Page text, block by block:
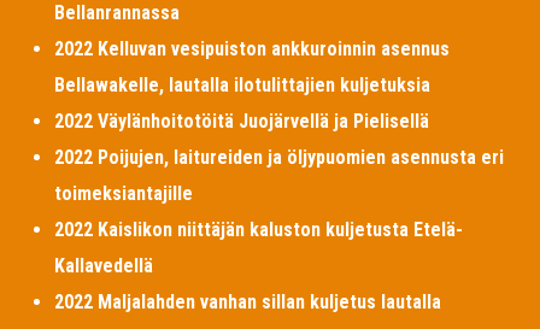
Bellanrannassa
2022 Kelluvan vesipuiston ankkuroinnin asennus
Bellawakelle, lautalla ilotulittajien kuljetuksia
2022 Väylänhoitotöitä Juojärvellä ja Pielisellä
2022 Poijujen, laitureiden ja öljypuomien asennusta eri
toimeksiantajille
2022 Kaislikon niittäjän kaluston kuljetusta Etelä-
Kallavedellä
2022 Maljalahden vanhan sillan kuljetus lautalla